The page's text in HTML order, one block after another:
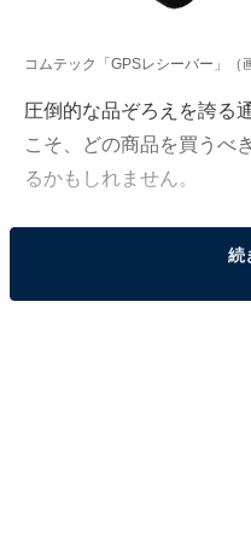
コムテック「GPSレシーバー」（
圧倒的な品ぞろえを誇る
こそ、どの商品を買うべ
るかもしれません。
そんな人に向けて、
得しているベストセラー
続